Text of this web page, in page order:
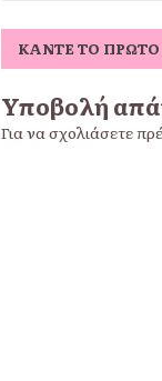
ΚΆΝΤΕ ΤΟ
Υποβολή
Για να σχολιάσετε